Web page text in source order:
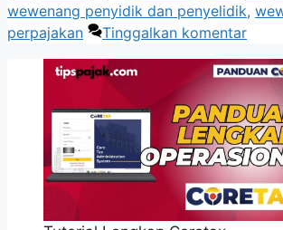
wewenang penyidik dan penyelidik,
perpajakan
Tinggalkan komentar